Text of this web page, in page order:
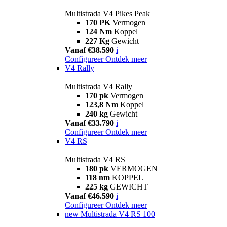
Multistrada V4 Pikes Peak
170 PK Vermogen
124 Nm Koppel
227 Kg Gewicht
Vanaf €38.590 i
Configureer Ontdek meer
V4 Rally
Multistrada V4 Rally
170 pk Vermogen
123,8 Nm Koppel
240 kg Gewicht
Vanaf €33.790 i
Configureer Ontdek meer
V4 RS
Multistrada V4 RS
180 pk VERMOGEN
118 nm KOPPEL
225 kg GEWICHT
Vanaf €46.590 i
Configureer Ontdek meer
new Multistrada V4 RS 100